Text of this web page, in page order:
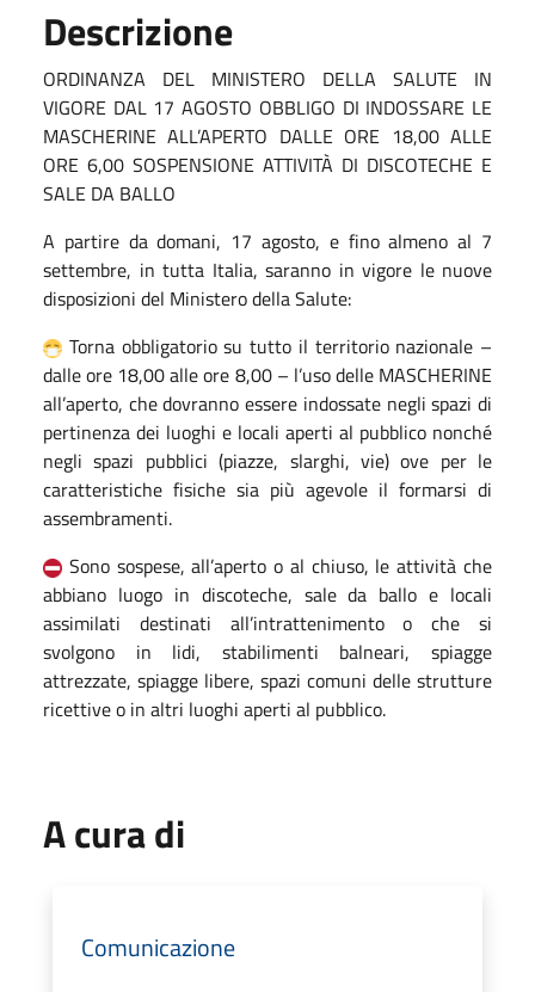
Descrizione
ORDINANZA DEL MINISTERO DELLA SALUTE IN
VIGORE DAL 17 AGOSTO OBBLIGO DI INDOSSARE LE
MASCHERINE ALL’APERTO DALLE ORE 18,00 ALLE
ORE 6,00 SOSPENSIONE ATTIVITÀ DI DISCOTECHE E
SALE DA BALLO
A partire da domani, 17 agosto, e fino almeno al 7
settembre, in tutta Italia, saranno in vigore le nuove
disposizioni del Ministero della Salute:
Torna obbligatorio su tutto il territorio nazionale –
dalle ore 18,00 alle ore 8,00 – l’uso delle MASCHERINE
all’aperto, che dovranno essere indossate negli spazi di
pertinenza dei luoghi e locali aperti al pubblico nonché
negli spazi pubblici (piazze, slarghi, vie) ove per le
caratteristiche fisiche sia più agevole il formarsi di
assembramenti.
Sono sospese, all’aperto o al chiuso, le attività che
abbiano luogo in discoteche, sale da ballo e locali
assimilati destinati all’intrattenimento o che si
svolgono in lidi, stabilimenti balneari, spiagge
attrezzate, spiagge libere, spazi comuni delle strutture
ricettive o in altri luoghi aperti al pubblico.
A cura di
Comunicazione